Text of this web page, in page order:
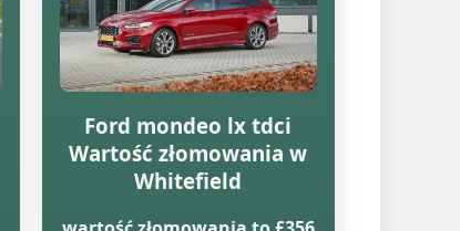
Ford mondeo lx tdci
Wartość złomowania w
Whitefield